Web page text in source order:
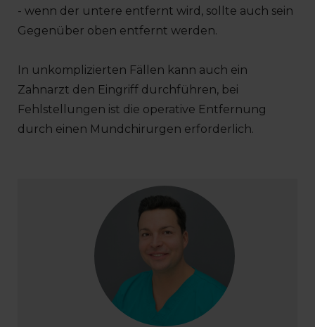
- wenn der untere entfernt wird, sollte auch sein
Gegenüber oben entfernt werden.
In unkomplizierten Fällen kann auch ein
Zahnarzt den Eingriff durchführen, bei
Fehlstellungen ist die operative Entfernung
durch einen Mundchirurgen erforderlich.